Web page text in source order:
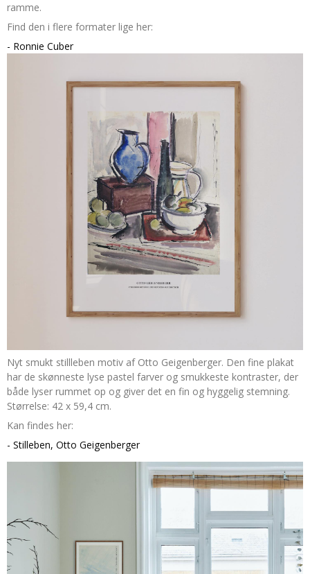
ramme.
Find den i flere formater lige her:
- Ronnie Cuber
Nyt smukt stillleben motiv af Otto Geigenberger. Den fine plakat
har de skønneste lyse pastel farver og smukkeste kontraster, der
både lyser rummet op og giver det en fin og hyggelig stemning.
Størrelse: 42 x 59,4 cm.
Kan findes her:
- Stilleben, Otto Geigenberger